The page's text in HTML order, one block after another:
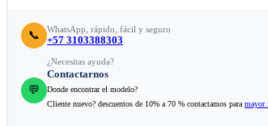
📞 WhatsApp, rápido, fácil y seguro
+57 3103388303
💬
¿Necesitas ayuda?
Contactarnos
Donde encontrar el modelo?
Cliente nuevo? descuentos de 10% a 70 % contactamos para mayor